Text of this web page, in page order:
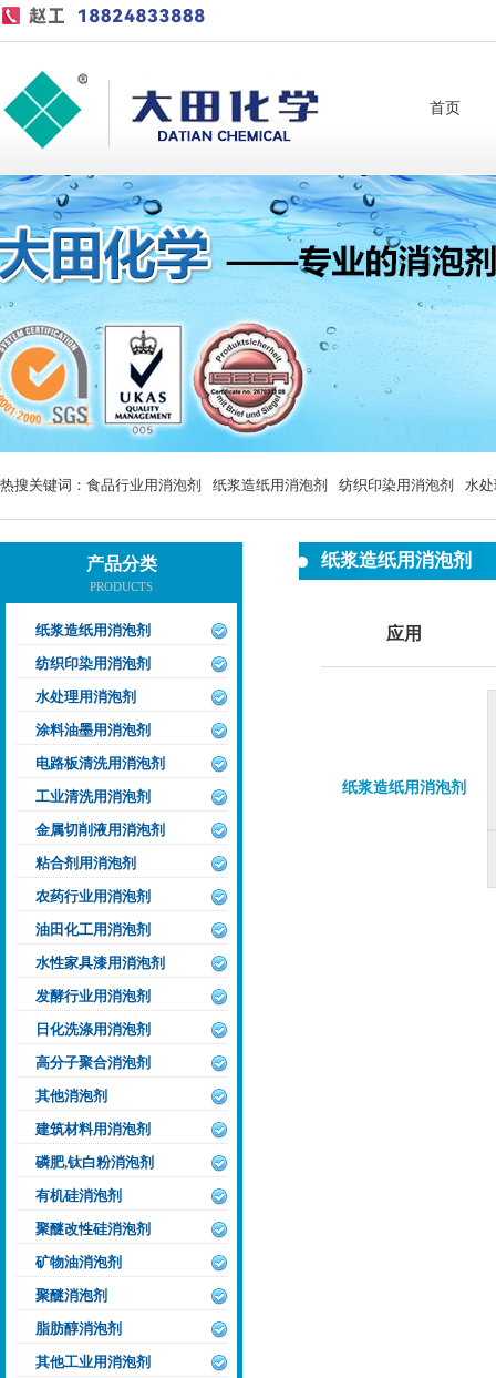
首页
热搜关键词： 食品行业用消泡剂 纸浆造纸用消泡剂 纺织印染用消泡剂 水
产品分类
PRODUCTS
纸浆造纸用消泡剂
纺织印染用消泡剂
水处理用消泡剂
涂料油墨用消泡剂
电路板清洗用消泡剂
工业清洗用消泡剂
金属切削液用消泡剂
粘合剂用消泡剂
农药行业用消泡剂
油田化工用消泡剂
水性家具漆用消泡剂
发酵行业用消泡剂
日化洗涤用消泡剂
高分子聚合消泡剂
其他消泡剂
建筑材料用消泡剂
磷肥,钛白粉消泡剂
有机硅消泡剂
聚醚改性硅消泡剂
矿物油消泡剂
聚醚消泡剂
脂肪醇消泡剂
其他工业用消泡剂
纸浆造纸用消泡剂
应用
纸浆造纸用消泡剂